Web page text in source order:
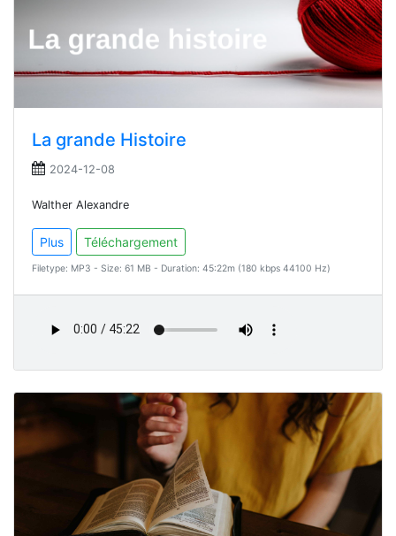
La grande Histoire
2024-12-08
Walther Alexandre
Plus Téléchargement
Filetype: MP3 - Size: 61 MB - Duration: 45:22m (180 kbps 44100 Hz)